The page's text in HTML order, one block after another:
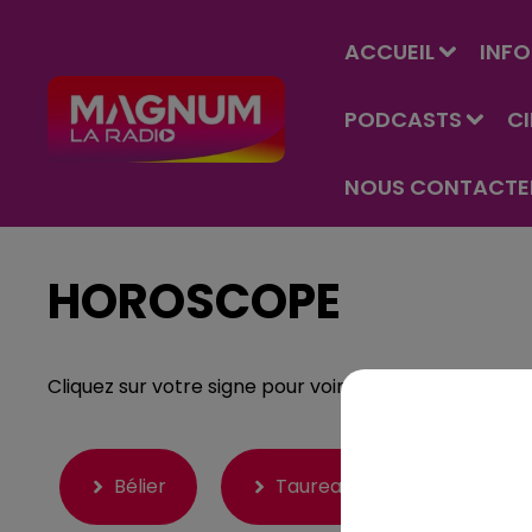
ACCUEIL
PODCASTS
NOUS
HOROSCOPE
Cliquez sur votre signe pour voir ce que la journée
Bélier Taureau